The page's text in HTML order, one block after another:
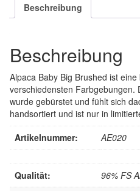
Beschreibung
Beschreibung
Alpaca Baby Big Brushed ist
verschiedensten Farbgebungen.
wurde gebürstet und fühlt sich
handsortiert und ist nur in
Artikelnummer:
AE020
Qualität:
96% FS